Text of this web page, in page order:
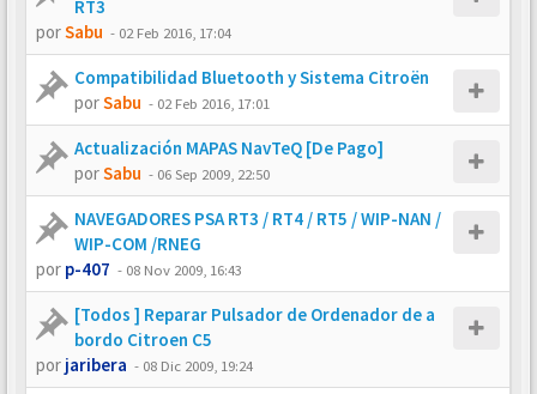
RT3
porSabu - 02 Feb 2016, 17:04
Compatibilidad Bluetooth y Sistema Citroën
porSabu - 02 Feb 2016, 17:01
Actualización MAPAS NavTeQ [De Pago]
porSabu - 06 Sep 2009, 22:50
NAVEGADORES PSA RT3 / RT4 / RT5 / WIP-NAN /
WIP-COM /RNEG
por p-407 - 08 Nov 2009, 16:43
[Todos ] Reparar Pulsador de Ordenador de a
bordo Citroen C5
por jaribera - 08 Dic 2009, 19:24